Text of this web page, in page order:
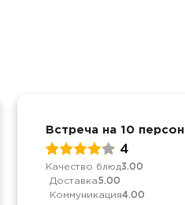
Встреча на 10 персон
4
Качество блюд3.00
Доставка5.00
Коммуникация4.00